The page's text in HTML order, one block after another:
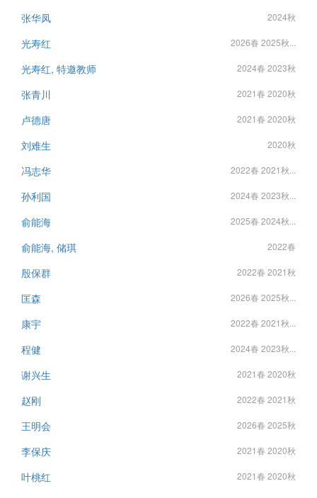
张华凤 2024秋
光寿红 2026春 2025秋...
光寿红, 特邀教师 2024春 2023秋
张青川 2021春 2020秋
卢德唐 2021春 2020秋
刘难生 2020秋
冯志华 2022春 2021秋...
孙利国 2024春 2023秋...
俞能海 2025春 2024秋...
俞能海, 储琪 2022春
殷保群 2022春 2021秋
匡森 2026春 2025秋...
康宇 2022春 2021秋...
程健 2024春 2023秋...
谢兴生 2021春 2020秋
赵刚 2022春 2021秋
王明会 2026春 2025秋
李保庆 2021春 2020秋
叶桃红 2021春 2020秋